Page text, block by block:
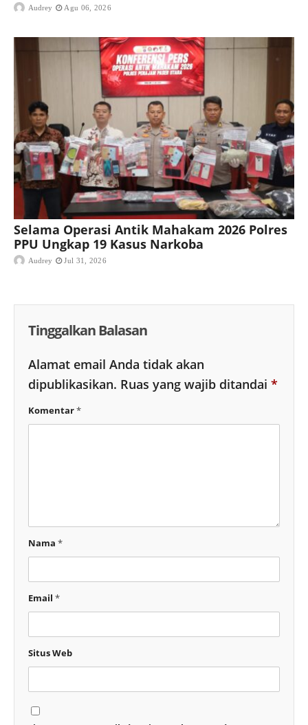
Audrey Agu 06, 2026
Selama Operasi Antik Mahakam 2026 Polres
PPU Ungkap 19 Kasus Narkoba
Audrey Jul 31, 2026
Tinggalkan Balasan
Alamat email Anda tidak akan
dipublikasikan. Ruas yang wajib ditandai *
Komentar*
Nama *
Email *
Situs Web